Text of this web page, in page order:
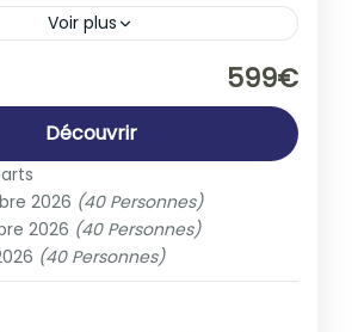
Voir plus
599€
Découvrir
2026 (40 Personnes)
2026 (40 Personnes)
(40 Personnes)